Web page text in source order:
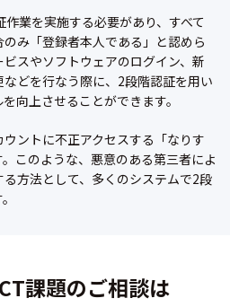
業を実施する必要があり、すべて
み「登録者本人である」と認めら
スやソフトウェアのログイン、新
どを行なう際に、2段階認証を用い
向上させることができます。
ントに不正アクセスする「なりす
このような、悪意のある第三者によ
方法として、多くのシステムで2段
課題のご相談は